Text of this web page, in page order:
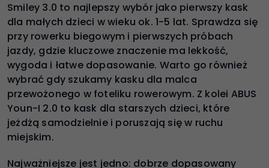
Smiley 3.0 to najlepszy wybór jako pierwszy kask
dla małych dzieci w wieku ok. 1-5 lat. Sprawdza się
przy rowerku biegowym i pierwszych próbach
jazdy, gdzie kluczowe znaczenie ma lekkość,
wygoda i łatwe dopasowanie. Warto go również
wybrać gdy szukamy kasku dla malca
przewożonego w foteliku rowerowym. Z kolei ABUS
Youn-I 2.0 to kask dla starszych dzieci, które
jeżdżą samodzielnie i poruszają się w ruchu
miejskim.
Najważniejsze jest jedno: dobrze dopasowany